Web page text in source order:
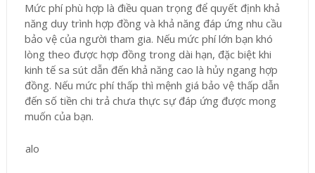
Mức phí phù hợp là điều quan trọng để quyết định khả
năng duy trình hợp đồng và khả năng đáp ứng nhu cầu
bảo vệ của người tham gia. Nếu mức phí lớn bạn khó
lòng theo được hợp đồng trong dài hạn, đặc biệt khi
kinh tế sa sút dẫn đến khả năng cao là hủy ngang hợp
đồng. Nếu mức phí thấp thì mệnh giá bảo vệ thấp dẫn
đến số tiền chi trả chưa thực sự đáp ứng được mong
muốn của bạn.